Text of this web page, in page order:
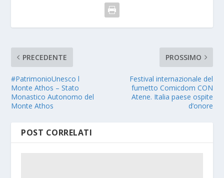
PRECEDENTE
#PatrimonioUnesco l
Monte Athos – Stato
Monastico Autonomo del
Monte Athos
PROSSIMO
Festival internazionale del
fumetto Comicdom CON
Atene. Italia paese ospite
d’onore
POST CORRELATI